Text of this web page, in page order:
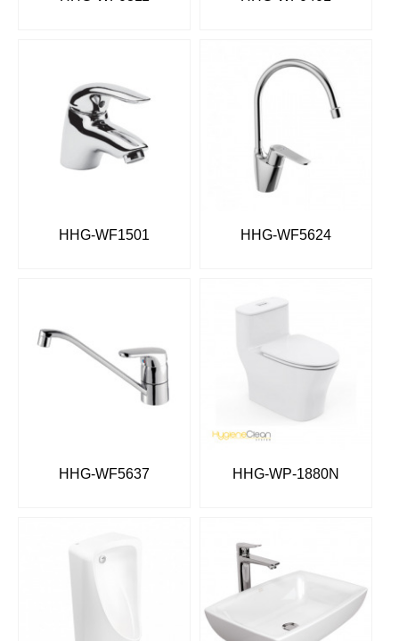
HHG-WF1501 HHG-WF5624
HHG-WF5637 HHG-WP-1880N